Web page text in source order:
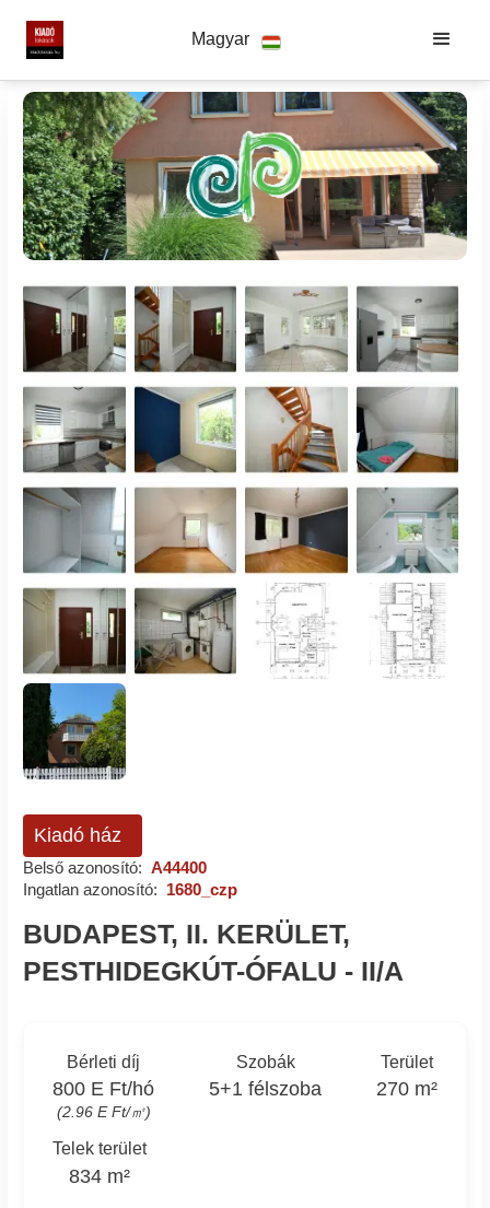
Magyar
Kiadó ház
Belső azonosító: A44400
Ingatlan azonosító: 1680_czp
BUDAPEST, II. KERÜLET,
PESTHIDEGKÚT-ÓFALU - II/A
Bérleti díj
800 E Ft/hó
(2.96 E Ft/㎡)
Szobák
5+1 félszoba
Terület
270 m²
Telek terület
834 m²